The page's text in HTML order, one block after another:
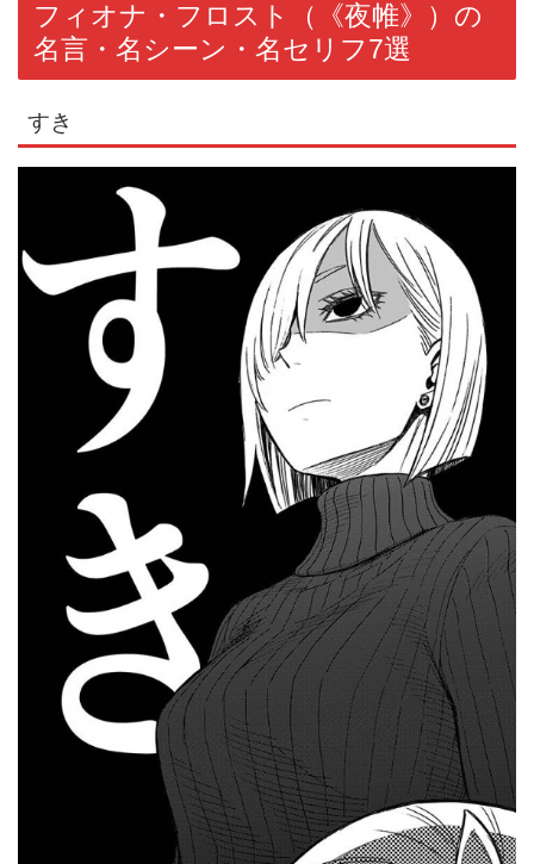
フィオナ・フロスト（《夜帷》）の
名言・名シーン・名セリフ7選
すき